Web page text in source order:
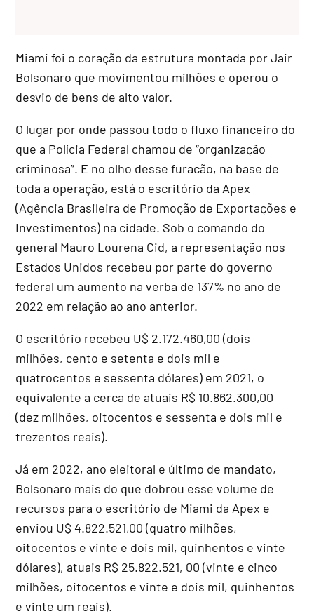
Miami foi o coração da estrutura montada por Jair
Bolsonaro que movimentou milhões e operou o
desvio de bens de alto valor.
O lugar por onde passou todo o fluxo financeiro do
que a Polícia Federal chamou de “organização
criminosa”. E no olho desse furacão, na base de
toda a operação, está o escritório da Apex
(Agência Brasileira de Promoção de Exportações e
Investimentos) na cidade. Sob o comando do
general Mauro Lourena Cid, a representação nos
Estados Unidos recebeu por parte do governo
federal um aumento na verba de 137% no ano de
2022 em relação ao ano anterior.
O escritório recebeu U$ 2.172.460,00 (dois
milhões, cento e setenta e dois mil e
quatrocentos e sessenta dólares) em 2021, o
equivalente a cerca de atuais R$ 10.862.300,00
(dez milhões, oitocentos e sessenta e dois mil e
trezentos reais).
Já em 2022, ano eleitoral e último de mandato,
Bolsonaro mais do que dobrou esse volume de
recursos para o escritório de Miami da Apex e
enviou U$ 4.822.521,00 (quatro milhões,
oitocentos e vinte e dois mil, quinhentos e vinte
dólares), atuais R$ 25.822.521, 00 (vinte e cinco
milhões, oitocentos e vinte e dois mil, quinhentos
e vinte um reais).